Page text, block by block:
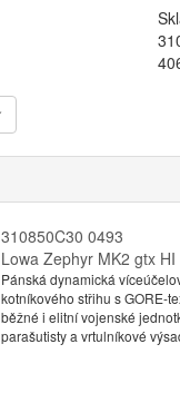
310850C30 0493
Lowa Zephyr MK2 gtx
Pánská dynamická
kotníkového střihu s GORE-
běžné i elitní vojenské
parašutisty a vrtulníkové